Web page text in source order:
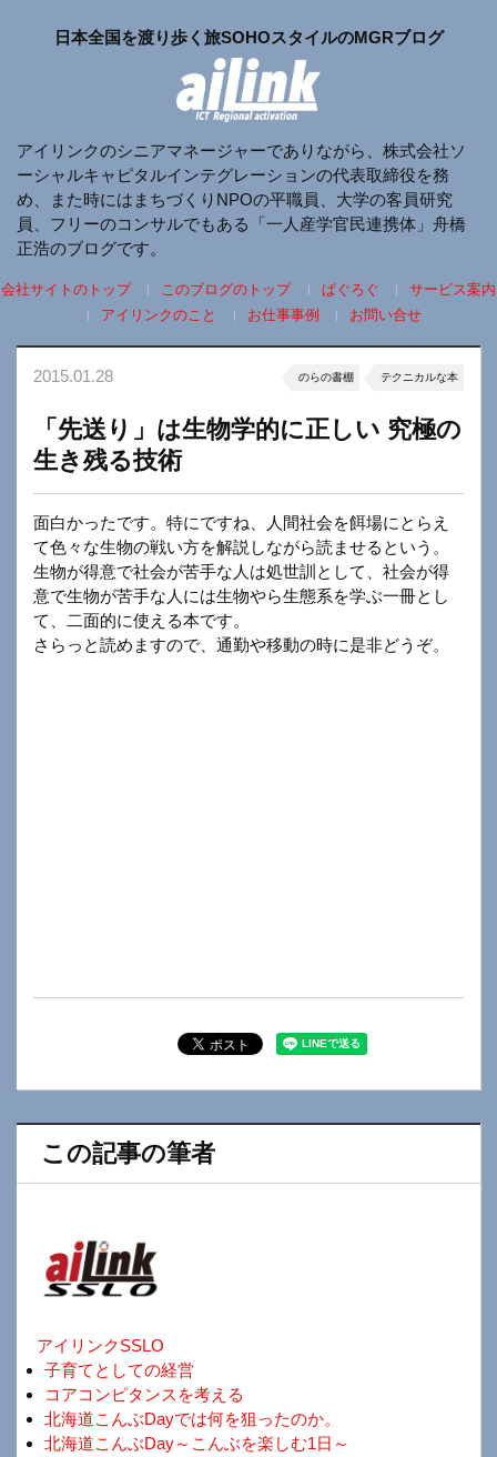
日本全国を渡り歩く旅SOHOスタイルのMGRブログ
アイリンクのシニアマネージャーでありながら、株式会社ソ
ーシャルキャピタルインテグレーションの代表取締役を務
め、また時にはまちづくりNPOの平職員、大学の客員研究
員、フリーのコンサルでもある「一人産学官民連携体」舟橋
正浩のブログです。
会社サイトのトップ このブログのトップ ぱぐろぐ
サービス案内
アイリンクのこと
お仕事事例 お問い合せ
2015.01.28 のらの書棚 テクニカルな本
「先送り」は生物学的に正しい 究極の
生き残る技術
面白かったです。特にですね、人間社会を餌場にとらえ
て色々な生物の戦い方を解説しながら読ませるという。
生物が得意で社会が苦手な人は処世訓として、社会が得
意で生物が苦手な人には生物やら生態系を学ぶ一冊とし
て、二面的に使える本です。
さらっと読めますので、通勤や移動の時に是非どうぞ。
この記事の筆者
アイリンクSSLO
子育てとしての経営
コアコンピタンスを考える
北海道こんぶDayでは何を狙ったのか。
北海道こんぶDay～こんぶを楽しむ1日～